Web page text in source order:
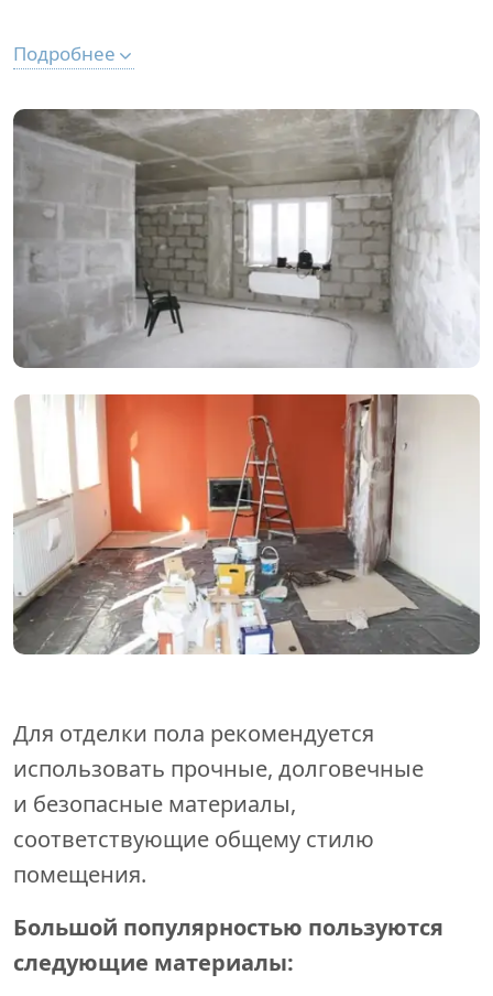
Подробнее
Для отделки пола рекомендуется
использовать прочные, долговечные
и безопасные материалы,
соответствующие общему стилю
помещения.
Большой популярностью пользуются
следующие материалы: